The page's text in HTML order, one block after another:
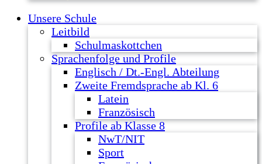
Unsere Schule
Leitbild
Schulmaskottchen
Sprachenfolge und Profile
Englisch / Dt.-Engl. Abteilung
Zweite Fremdsprache ab Kl. 6
Latein
Französisch
Profile ab Klasse 8
NwT/NIT
Sport